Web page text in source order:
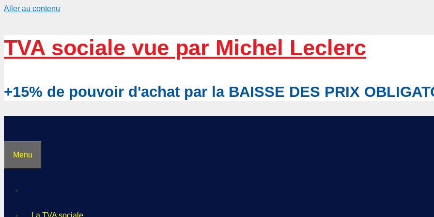
Aller au contenu
TVA sociale vue par Michel Leclerc
+15% de pouvoir d'achat par la BAISSE DES PRIX
Menu
La TVA sociale